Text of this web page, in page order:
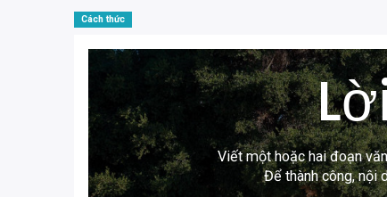
Cách thức
Viết một hoặc hai đoạn
Để thành công, nội